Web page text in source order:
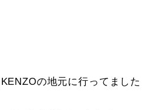
の地元に行ってました